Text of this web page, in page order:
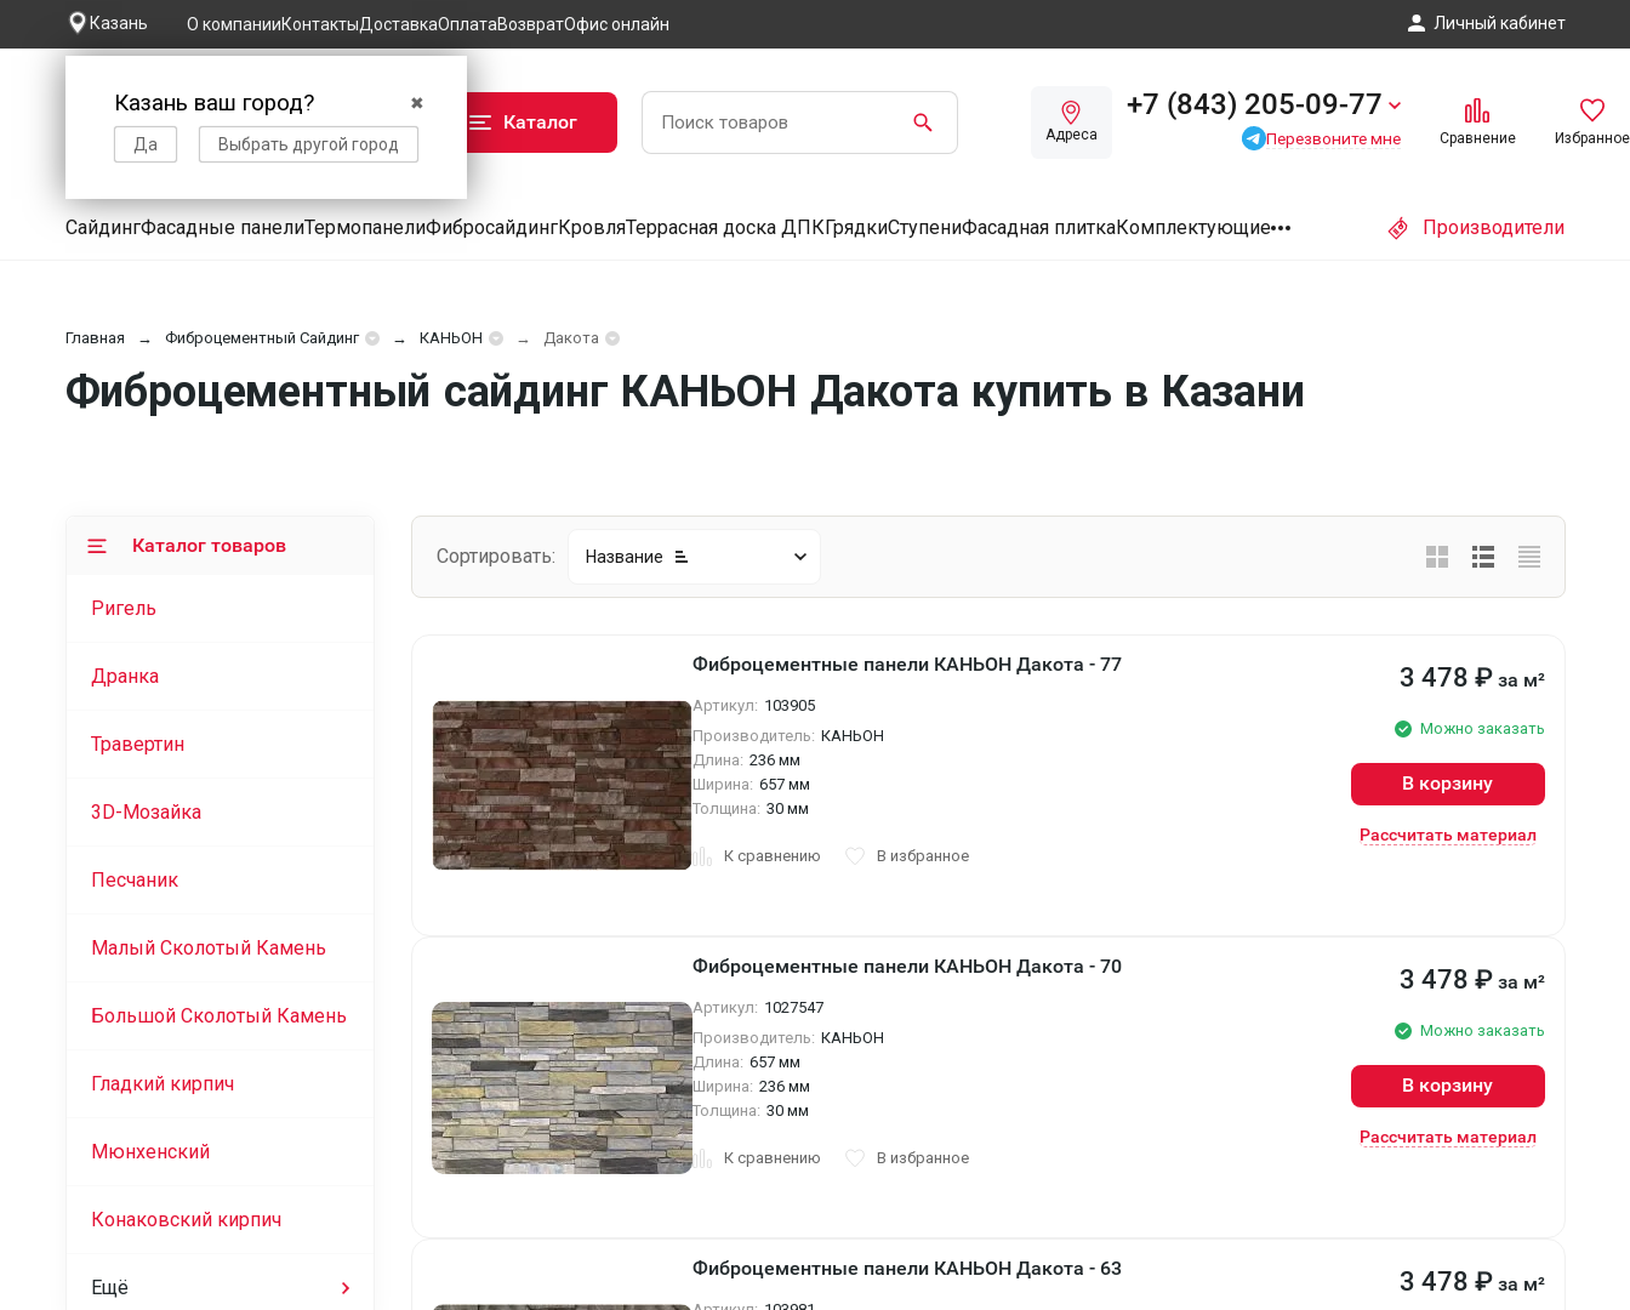
Казань
✖
Казань ваш город?
Да Выбрать другой город
О компанииКонтактыДоставкаОплатаВозвратОфис онлайн Личный кабинет
Каталог
Адреса
+7 (843) 205-09-77
Перезвоните мне Сравнение Избранное
СайдингФасадные панелиТермопанелиФибросайдингКровляТеррасная доска ДПКГрядкиСтупениФасадная плиткаКомплектующие Производители
Главная Фиброцементный Сайдинг КАНЬОН Дакота
Фиброцементный сайдинг КАНЬОН Дакота купить в Казани
Сортировать: Название
Фиброцементные панели КАНЬОН Дакота - 77
Артикул: 103905
Производитель: КАНЬОН
Длина: 236 мм
Ширина: 657 мм
Толщина: 30 мм
К сравнению В избранное
3 478 ₽ за м²
Можно заказать
В корзину
Рассчитать материал
Фиброцементные панели КАНЬОН Дакота - 70
Артикул: 1027547
Производитель: КАНЬОН
Длина: 657 мм
Ширина: 236 мм
Толщина: 30 мм
К сравнению В избранное
3 478 ₽ за м²
Можно заказать
В корзину
Рассчитать материал
Фиброцементные панели КАНЬОН Дакота - 63 3 478 ₽ за м²
Каталог товаров
Ригель
Дранка
Травертин
3D-Мозайка
Песчаник
Малый Сколотый Камень
Большой Сколотый Камень
Гладкий кирпич
Мюнхенский
Конаковский кирпич
Ещё